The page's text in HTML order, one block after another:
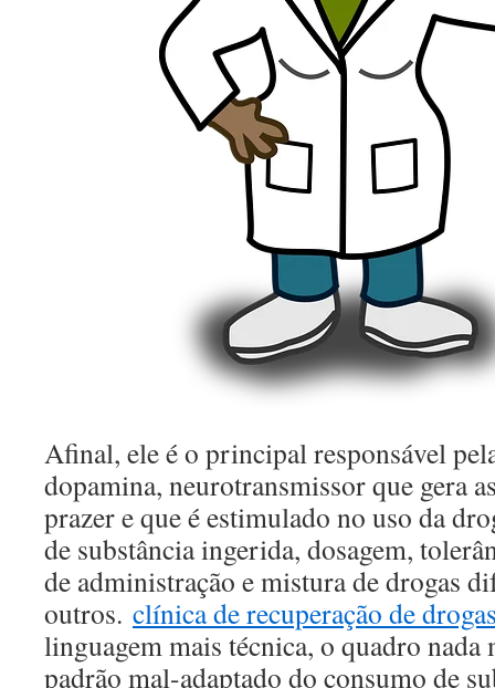
Afinal, ele é o principal responsável
dopamina, neurotransmissor que gera
prazer e que é estimulado no uso da
de substância ingerida, dosagem,
de administração e mistura de drogas
outros. clínica de recuperação de
linguagem mais técnica, o quadro nada
padrão mal-adaptado do consumo de